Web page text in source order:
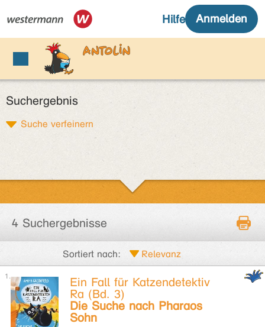
Suchergebnis
Suche verfeinern
4 Suchergebnisse
Sortiert nach:
Ein Fall für Katzendetektiv
Ra (Bd. 3)
Die Suche nach Pharaos
Sohn